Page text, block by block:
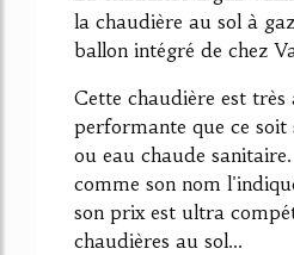
la chaudière au sol à
ballon intégré de chez
Cette chaudière est très
performante que ce
ou eau chaude
comme son nom
son prix est ultra
chaudières au sol...